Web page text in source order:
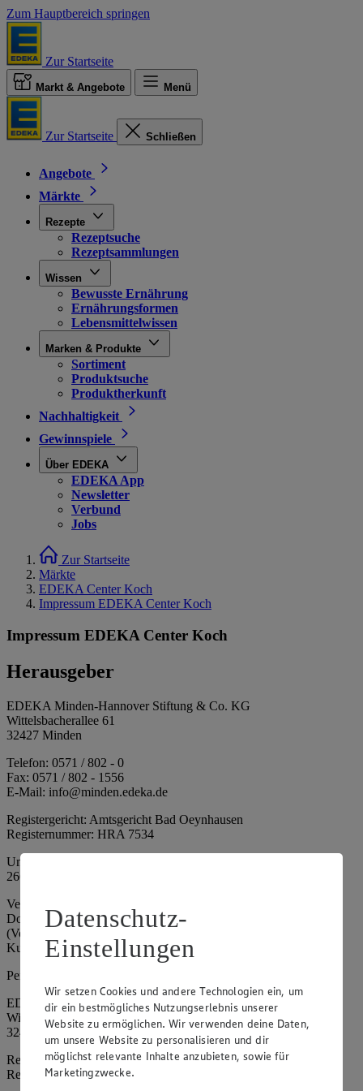
Zum Hauptbereich springen
Zur Startseite
Markt & Angebote Menü
Zur Startseite Schließen
Angebote
Märkte
Rezepte
Rezeptsuche
Rezeptsammlungen
Wissen
Bewusste Ernährung
Ernährungsformen
Lebensmittelwissen
Marken & Produkte
Sortiment
Produktsuche
Produktherkunft
Nachhaltigkeit
Gewinnspiele
Über EDEKA
EDEKA App
Newsletter
Verbund
Jobs
Zur Startseite
Märkte
EDEKA Center Koch
Impressum EDEKA Center Koch
Impressum EDEKA Center Koch
Herausgeber
EDEKA Minden-Hannover Stiftung & Co. KG
Wittelsbacherallee 61
32427 Minden
Telefon: 0571 / 802 - 0
Fax: 0571 / 802 - 1556
E-Mail: info@minden.edeka.de
Registergericht: Amtsgericht Bad Oeynhausen
Registernummer: HRA 7534
Umsatzsteuer-Identifikationsnummer gem. § 27a UStG: DE
266067317
Vertretungsberechtigte: Mark Rosenkranz (Sprecher), Eileen
Dominique Klingsiek (Vorstandsmitglied), Ulf-U. Plath
(Vorstandsmitglied), Stephan Wohler (Vorstandsmitglied), Marc
Kuhlmann (Aufsichtsratsvorsitzender)
Persönlich haftende Gesellschafterin:
EDEKA Minden-Hannover Holding GmbH
Wittelsbacherallee 61
32427 Minden
Registergericht: Amtsgericht Bad Oeynhausen
Registernummer: HRB 4086
Datenschutz-
Einstellungen
Wir setzen Cookies und andere Technologien ein, um
dir ein bestmögliches Nutzungserlebnis unserer
Website zu ermöglichen. Wir verwenden deine Daten,
um unsere Website zu personalisieren und dir
möglichst relevante Inhalte anzubieten, sowie für
Marketingzwecke.